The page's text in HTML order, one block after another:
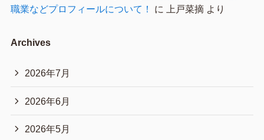
職業などプロフィールについて！
に 上戸菜摘より
Archives
2026年7月
2026年6月
2026年5月